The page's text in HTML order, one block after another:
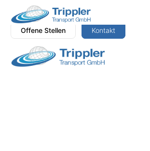
Offene Stellen Kontakt